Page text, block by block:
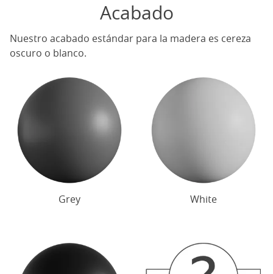
Acabado
Nuestro acabado estándar para la madera es cereza
oscuro o blanco.
Grey White